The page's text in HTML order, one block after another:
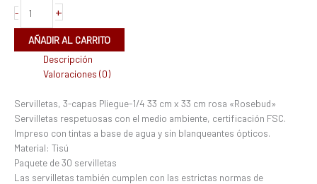
- +
AÑADIR AL CARRITO
Descripción
Valoraciones (0)
Servilletas, 3-capas Pliegue-1/4 33 cm x 33 cm rosa «Rosebud»
Servilletas respetuosas con el medio ambiente, certificación FSC.
Impreso con tintas a base de agua y sin blanqueantes ópticos.
Material: Tisú
Paquete de 30 servilletas
Las servilletas también cumplen con las estrictas normas de